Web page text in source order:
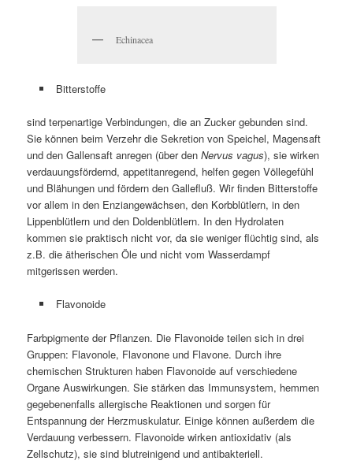
Echinacea
Bitterstoffe
sind terpenartige Verbindungen, die an Zucker gebunden sind.
Sie können beim Verzehr die Sekretion von Speichel, Magensaft
und den Gallensaft anregen (über denNervus vagus), sie wirken
verdauungsfördernd, appetitanregend, helfen gegen Völlegefühl
und Blähungen und fördern den Gallefluß. Wir finden Bitterstoffe
vor allem in den Enziangewächsen, den Korbblütlern, in den
Lippenblütlern und den Doldenblütlern. In den Hydrolaten
kommen sie praktisch nicht vor, da sie weniger flüchtig sind, als
z.B. die ätherischen Öle und nicht vom Wasserdampf
mitgerissen werden.
Flavonoide
Farbpigmente der Pflanzen. Die Flavonoide teilen sich in drei
Gruppen: Flavonole, Flavonone und Flavone. Durch ihre
chemischen Strukturen haben Flavonoide auf verschiedene
Organe Auswirkungen. Sie stärken das Immunsystem, hemmen
gegebenenfalls allergische Reaktionen und sorgen für
Entspannung der Herzmuskulatur. Einige können außerdem die
Verdauung verbessern. Flavonoide wirken antioxidativ (als
Zellschutz), sie sind blutreinigend und antibakteriell.